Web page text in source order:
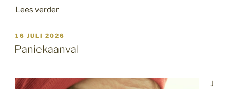
Lees verder“Aan
stuur
van
leven”
GEPLAATST
OP
16 JULI 2026
Paniekaanval
J